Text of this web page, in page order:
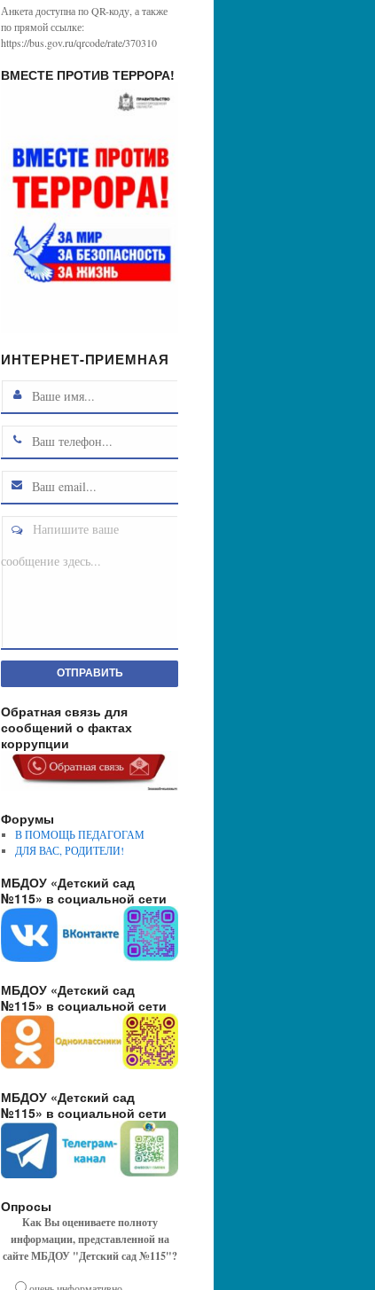
Анкета доступна по QR-коду, а также
по прямой ссылке:
https://bus.gov.ru/qrcode/rate/370310
ВМЕСТЕ ПРОТИВ ТЕРРОРА!
ИНТЕРНЕТ-ПРИЕМНАЯ
Напишите ваше
сообщение здесь...
ОТПРАВИТЬ
Обратная связь для
сообщений о фактах
коррупции
Форумы
В ПОМОЩЬ ПЕДАГОГАМ
ДЛЯ ВАС, РОДИТЕЛИ!
МБДОУ «Детский сад
№115» в социальной сети
МБДОУ «Детский сад
№115» в социальной сети
МБДОУ «Детский сад
№115» в социальной сети
Опросы
Как Вы оцениваете полноту
информации, представленной на
сайте МБДОУ "Детский сад №115"?